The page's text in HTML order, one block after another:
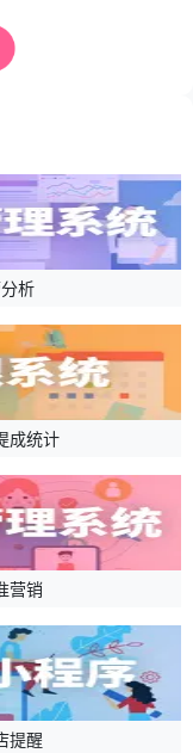
析
成统计
营销
提醒